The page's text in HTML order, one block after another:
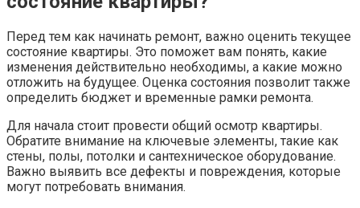
Перед тем как начинать ремонт, важно оценить текущее
состояние квартиры. Это поможет вам понять, какие
изменения действительно необходимы, а какие можно
отложить на будущее. Оценка состояния позволит также
определить бюджет и временные рамки ремонта.
Для начала стоит провести общий осмотр квартиры.
Обратите внимание на ключевые элементы, такие как
стены, полы, потолки и сантехническое оборудование.
Важно выявить все дефекты и повреждения, которые
могут потребовать внимания.